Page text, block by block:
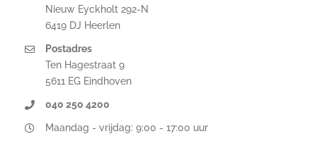
Nieuw Eyckholt 292-N
6419 DJ Heerlen
Postadres
Ten Hagestraat 9
5611 EG Eindhoven
040 250 4200
Maandag - vrijdag: 9:00 - 17:00 uur